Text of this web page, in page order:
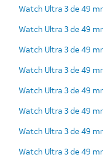
Watch Ultra 3 de 49
Watch Ultra 3 de 49
Watch Ultra 3 de 49
Watch Ultra 3 de 49
Watch Ultra 3 de 49
Watch Ultra 3 de 49
Watch Ultra 3 de 49
Watch Ultra 3 de 49